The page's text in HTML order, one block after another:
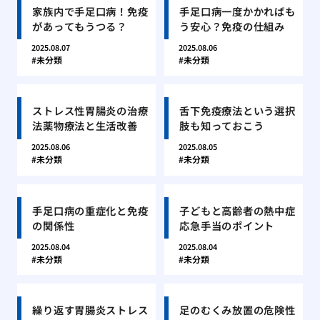
家族内で手足口病！免疫
があってもうつる？
2025.08.07
未分類
手足口病一度かかればも
う安心？免疫の仕組み
2025.08.06
未分類
ストレス性胃腸炎の治療
法薬物療法と生活改善
2025.08.06
未分類
舌下免疫療法という選択
肢も知っておこう
2025.08.05
未分類
手足口病の重症化と免疫
の関係性
2025.08.04
未分類
子どもと高齢者の熱中症
応急手当のポイント
2025.08.04
未分類
繰り返す胃腸炎ストレス
足のむくみ放置の危険性